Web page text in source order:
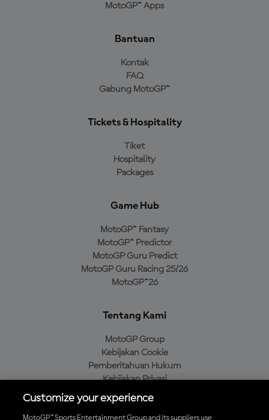
MotoGP™ Apps
Bantuan
Kontak
FAQ
Gabung MotoGP™
Tickets & Hospitality
Tiket
Hospitality
Packages
Game Hub
MotoGP™ Fantasy
MotoGP™ Predictor
MotoGP Guru Predict
MotoGP Guru Racing 25/26
MotoGP™26
Tentang Kami
MotoGP Group
Kebijakan Cookie
Pemberitahuan Hukum
Kebijakan Privasi
Kebijakan Pembelian
Customize your experience
MotoGP™ Sports Entertainment Group and its suppliers use